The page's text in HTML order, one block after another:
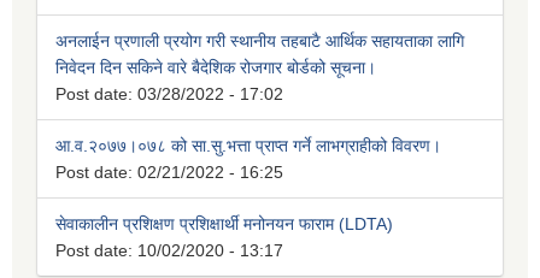
अनलाईन प्रणाली प्रयोग गरी स्थानीय तहबाटै आर्थिक सहायताका लागि
निवेदन दिन सकिने वारे बैदेशिक रोजगार बोर्डको सूचना।
Post date: 03/28/2022 - 17:02
आ.व.२०७७।०७८ को सा.सु.भत्ता प्राप्त गर्ने लाभग्राहीको विवरण।
Post date: 02/21/2022 - 16:25
सेवाकालीन प्रशिक्षण प्रशिक्षार्थी मनोनयन फाराम (LDTA)
Post date: 10/02/2020 - 13:17